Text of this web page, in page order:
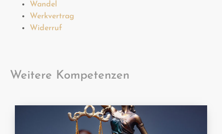
Wandel
Werkvertrag
Widerruf
Weitere Kompetenzen